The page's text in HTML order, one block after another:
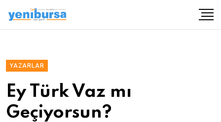
YAZARLAR
Ey Türk Vaz mı
Geçiyorsun?